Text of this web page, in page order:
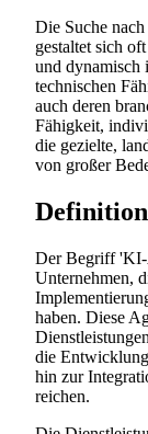
Die Suche
gestaltet sich
und dynamisch
technischen
auch deren
Fähigkeit,
die gezielte,
von großer
Definition
Der Begriff 'KI-
Unternehmen,
haben. Diese
die
hin zur
reichen.